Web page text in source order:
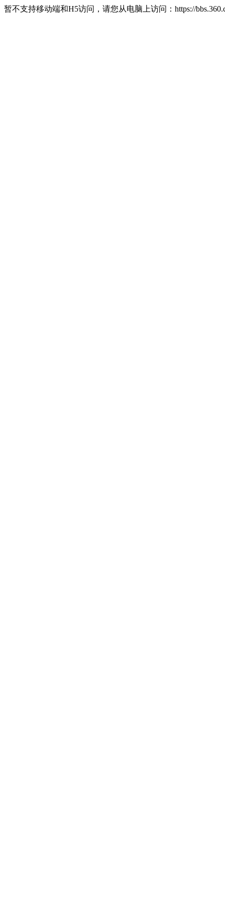
暂不支持移动端和H5访问，请您从电脑上访问：https://